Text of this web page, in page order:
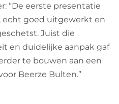
“De eerste presentatie
echt goed uitgewerkt en
Juist die
en duidelijke aanpak gaf
te bouwen aan een
Beerze Bulten.”